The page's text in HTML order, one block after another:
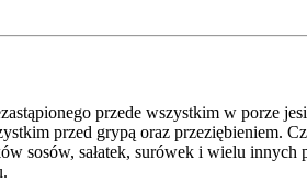
przede wszystkim w porze
przed grypą oraz przeziębieniem.
sosów, sałatek, surówek i wielu